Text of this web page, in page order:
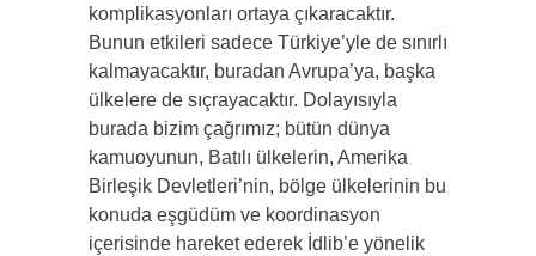
komplikasyonları ortaya çıkaracaktır.
Bunun etkileri sadece Türkiye’yle de sınırlı
kalmayacaktır, buradan Avrupa’ya, başka
ülkelere de sıçrayacaktır. Dolayısıyla
burada bizim çağrımız; bütün dünya
kamuoyunun, Batılı ülkelerin, Amerika
Birleşik Devletleri’nin, bölge ülkelerinin bu
konuda eşgüdüm ve koordinasyon
içerisinde hareket ederek İdlib’e yönelik